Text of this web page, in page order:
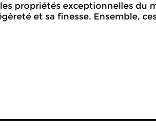
propriétés exceptionnelles du
et sa finesse. Ensemble,